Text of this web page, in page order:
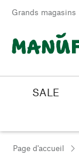
Passer au contenu
Grands magasins
SALE
Page d'accueil